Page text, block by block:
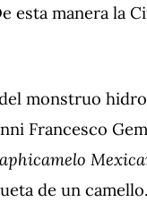
esta manera la
monstruo
Francesco
de un